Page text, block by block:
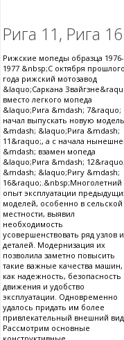
Рига 11, Рига 16
Рижские мопеды образца 1976-
1977 &nbsp;С октября прошлого
года рижский мотозавод
&laquo;Саркана
вместо легкого мопеда
&laquo;Рига &mdash; 7&raquo;
начал выпускать новую модель
&mdash; &laquo;Рига &mdash;
11&raquo;, а с начала
&mdash; взамен мопеда
&laquo;Рига &mdash; 12&raquo;
&mdash; &laquo;Ригу &mdash;
16&raquo;.&nbsp;Многолетний
опыт эксплуатации
моделей, особенно в сельской
местности, выявил
необходимость
усовершенствовать ряд узлов и
деталей. Модернизация их
позволила заметно повысить
такие важные качества машин,
как надежность, безопасность
движения и удобство
эксплуатации. Одновременно
удалось придать им более
привлекательный внешний вид.
Рассмотрим основные